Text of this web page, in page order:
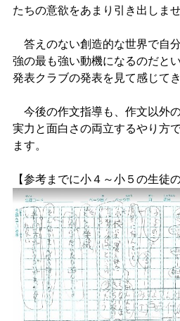
たちの意欲をあまり引き出しませ
答えのない創造的な世界で自
強の最も強い動機になるのだと
発表クラブの発表を見て感じてき
今後の作文指導も、作文以外
実力と面白さの両立するやり方
ます。
【参考までに小４～小５の生徒